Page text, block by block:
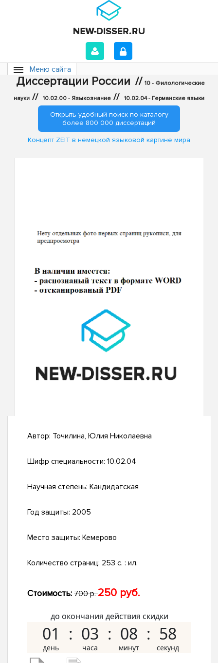
Меню сайта
Диссертации России // 10 - Филологические
науки // 10.02.00 - Языкознание // 10.02.04 - Германские языки
Открыть удобный поиск по каталогу
более 800 000 диссертаций
Концепт ZEIT в немецкой языковой картине мира
Автор: Точилина, Юлия Николаевна
Шифр специальности: 10.02.04
Научная степень: Кандидатская
Год защиты: 2005
Место защиты: Кемерово
Количество страниц: 253 с. : ил.
Стоимость: 700 р.250 руб.
до окончания действия скидки
01 03 08 57